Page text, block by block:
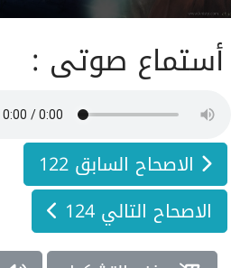
أستماع صوتى :
الاصحاح السابق 122
الاصحاح التالي 124